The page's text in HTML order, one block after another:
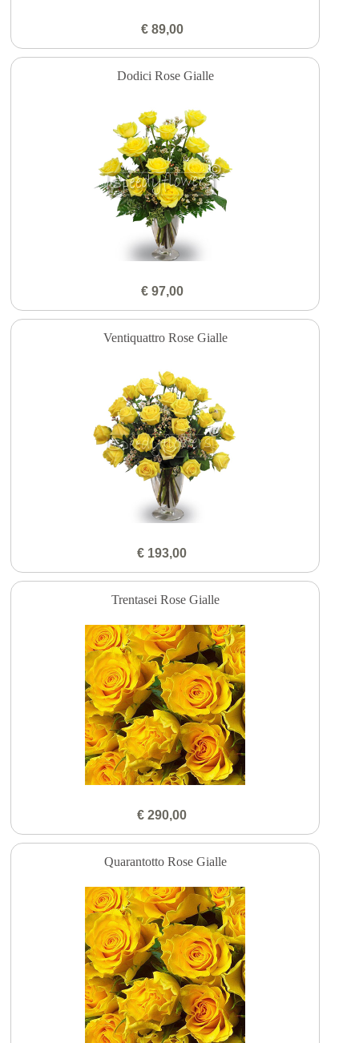
€ 89,00
Dodici Rose Gialle
€ 97,00
Ventiquattro Rose Gialle
€ 193,00
Trentasei Rose Gialle
€ 290,00
Quarantotto Rose Gialle